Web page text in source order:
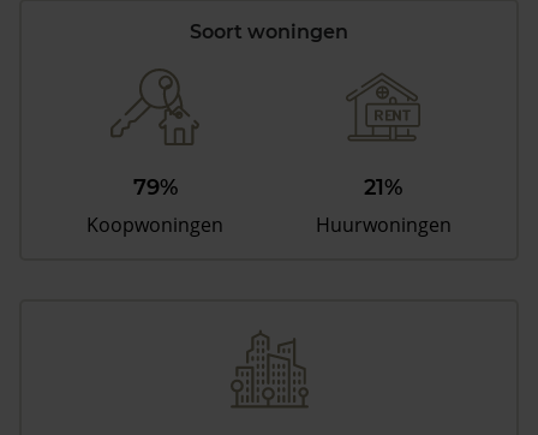
Soort woningen
79%
Koopwoningen
21%
Huurwoningen